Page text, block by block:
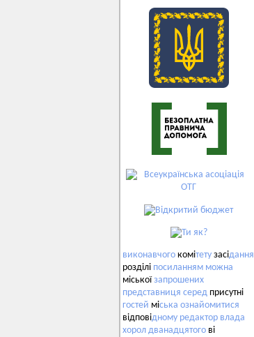
виконавчого комітету засідання
розділі посиланням можна
міськоїзапрошених
представниця серед присутні
гостей міська ознайомитися
відповідному редактор влада
хорол дванадцятого ві